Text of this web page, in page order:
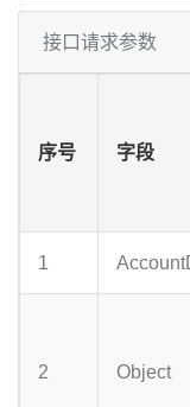
接口请求参数
序号 字段
1
2 Object